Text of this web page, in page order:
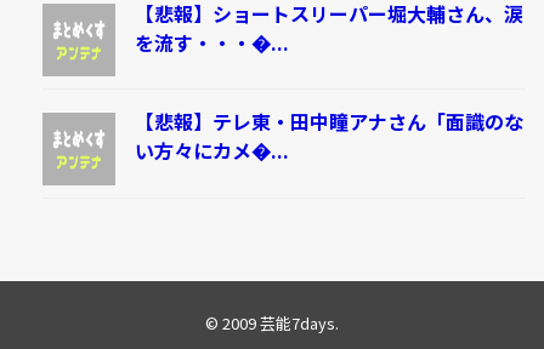
【悲報】ショートスリーパー堀大輔さん、涙
を流す・・・�...
【悲報】テレ東・田中瞳アナさん「面識のな
い方々にカメ�...
© 2009芸能7days.